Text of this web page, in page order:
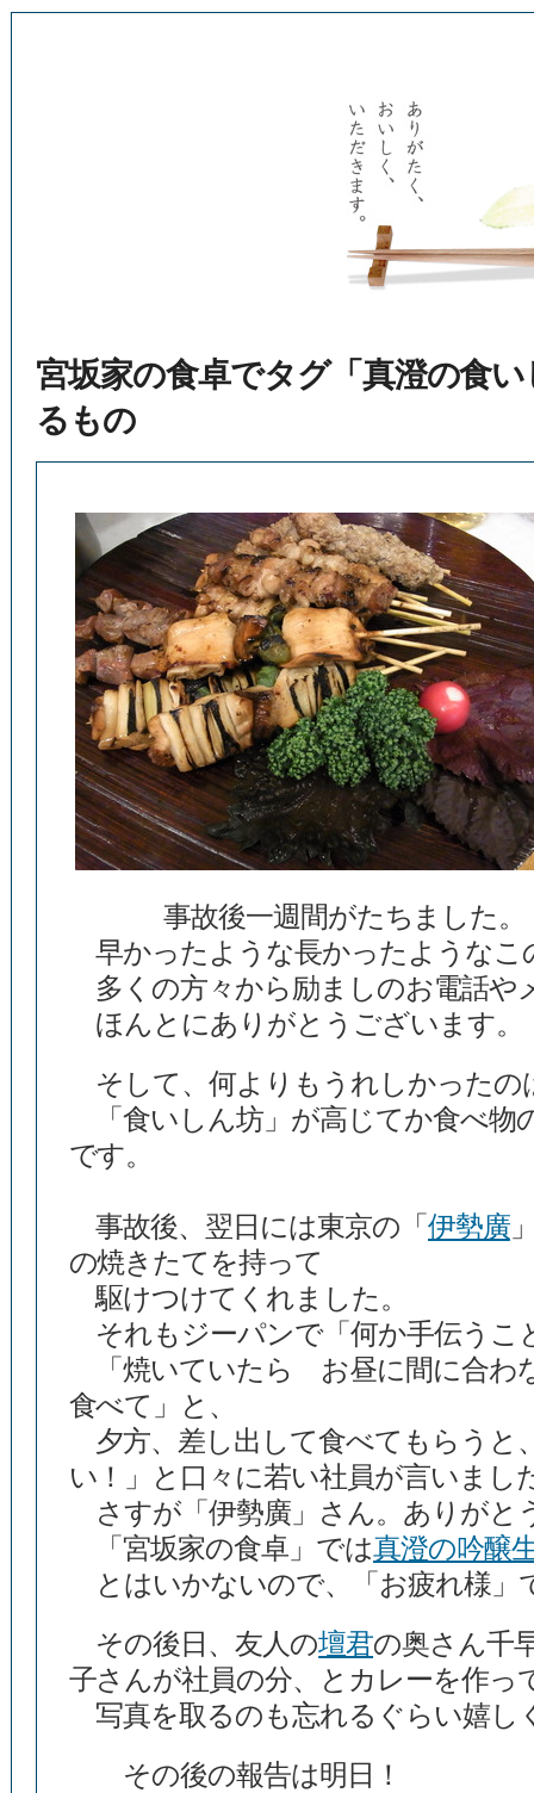
宮坂家の食卓でタグ「真澄の食
るもの
事故後一週間がたちました。
早かったような長かったようなこ
多くの方々から励ましのお電話や
ほんとにありがとうございます。
そして、何よりもうれしかったの
「食いしん坊」が高じてか食べ物
です。
事故後、翌日には東京の「 伊勢廣
の焼きたてを持って
駆けつけてくれました。
それもジーパンで「何か手伝うこ
「焼いていたら お昼に間に合わ
食べて」と、
夕方、差し出して食べてもらうと
い！」と口々に若い社員が言いまし
さすが「伊勢廣」さん。ありがと
「宮坂家の食卓」では真澄の吟醸
とはいかないので、「お疲れ様」
その後日、友人の壇君の奥さん千
子さんが社員の分、とカレーを
写真を取るのも忘れるぐらい嬉し
その後の報告は明日！